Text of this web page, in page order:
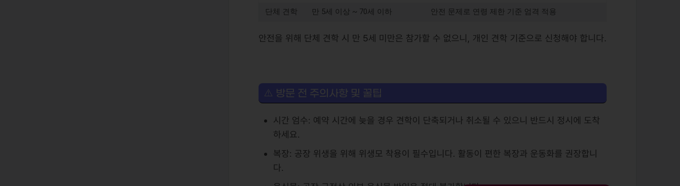
단체 견학 만 5세 이상 ~ 70세 이하 안전 문제로 연령 제한 기준 엄격 적용
안전을 위해 단체 견학 시 만 5세 미만은 참가할 수 없으니, 개인 견학 기준으로 신청해야 합니다.
⚠️ 방문 전 주의사항 및 꿀팁
시간 엄수: 예약 시간에 늦을 경우 견학이 단축되거나 취소될 수 있으니 반드시 정시에 도착
하세요.
복장: 공장 위생을 위해 위생모 착용이 필수입니다. 활동이 편한 복장과 운동화를 권장합니
다.